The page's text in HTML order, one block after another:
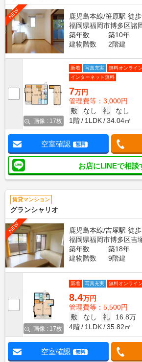
NEW
鹿児島本線/笹原駅 徒
福岡県福岡市博多区諸
築年数
築10年
建物階数
2階建
画像 : 17枚
新着 写真充実
無料オンライ
インターネット無料
7万円
管理費等：3,000円
敷
なし 礼
なし
1階
1LDK 34.04㎡
空室確認 無料
お店にLINEで相談
賃貸マンション
グランシャリオ
NEW
鹿児島本線/吉塚駅 徒
福岡県福岡市博多区吉
築年数
築18年
建物階数
9階建
画像 : 17枚
新着 写真充実 無料オンライ
8.4万円
管理費等：5,500円
敷
なし 礼
16.8万
4階
1LDK 35.82㎡
空室確認 無料